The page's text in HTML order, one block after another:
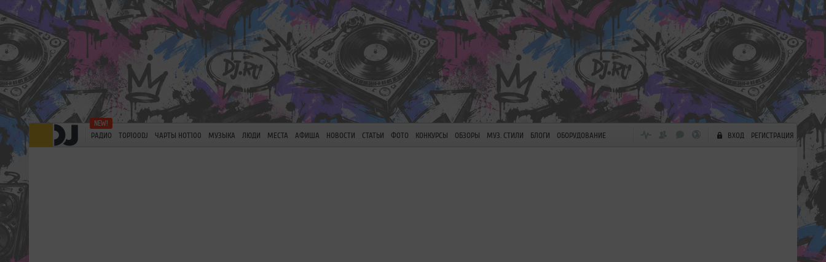
РАДИО TOP100DJ ЧАРТЫ HOT100 МУЗЫКА ЛЮДИ МЕСТА АФИША НОВОСТИ СТАТЬИ ФОТО КОНКУРСЫ ОБЗОРЫ МУЗ. СТИЛИ БЛОГИ ОБОРУДОВАНИЕ ВХОД РЕГИСТРАЦИЯ